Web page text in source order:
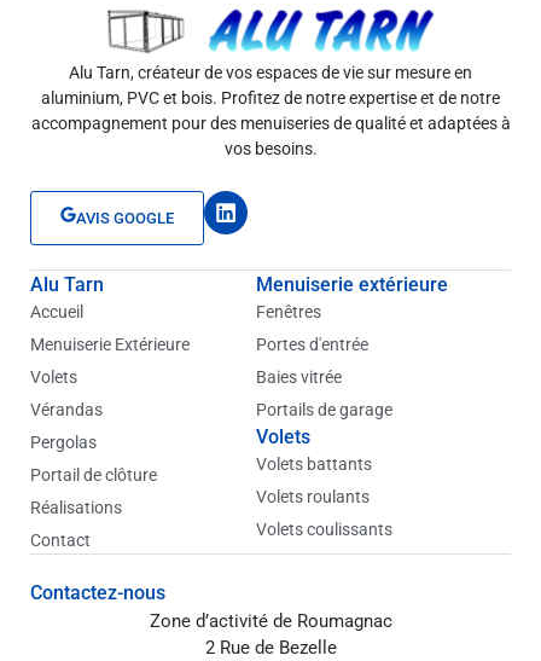
Alu Tarn, créateur de vos espaces de vie sur mesure en
aluminium, PVC et bois. Profitez de notre expertise et de notre
accompagnement pour des menuiseries de qualité et adaptées à
vos besoins.
AVIS GOOGLE
L
i
k
Alu Tarn
Accueil
Menuiserie Extérieure
Volets
Vérandas
Pergolas
Portail de clôture
Réalisations
Contact
Menuiserie extérieure
Fenêtres
Portes d'entrée
Baies vitrée
Portails de garage
Volets
Volets battants
Volets roulants
Volets coulissants
Contactez-nous
Zone d’activité de Roumagnac
2 Rue de Bezelle